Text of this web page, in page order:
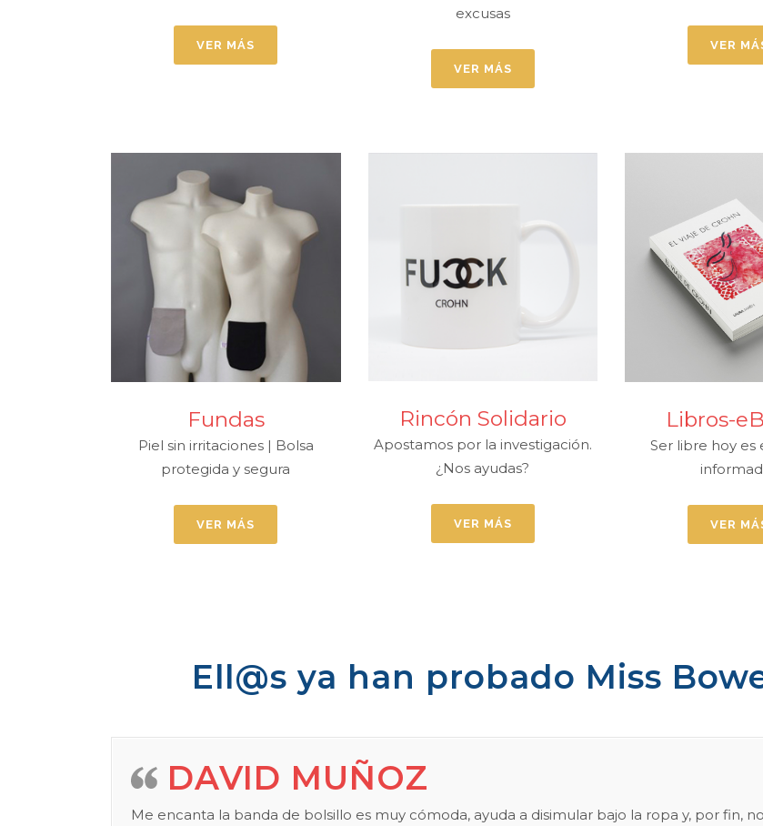
VER MÁS
excusas
VER MÁS
VER
Fundas
Piel sin irritaciones | Bolsa
protegida y segura
VER MÁS
Rincón Solidario
Apostamos por la investigación.
¿Nos ayudas?
VER MÁS
Libros-
Ser libre hoy es
VER
Ell@s ya han probado Miss
DAVID MUÑOZ
Me encanta la banda de bolsillo es muy cómoda, ayuda a disimular bajo la ropa y, por fin, no